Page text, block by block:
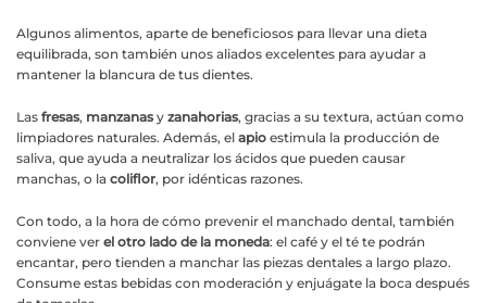
Algunos alimentos, aparte de beneficiosos para llevar una dieta
equilibrada, son también unos aliados excelentes para ayudar a
mantener la blancura de tus dientes.
Las fresas, manzanas y zanahorias, gracias a su textura, actúan como
limpiadores naturales. Además, el apio estimula la producción de
saliva, que ayuda a neutralizar los ácidos que pueden causar
manchas, o la coliflor, por idénticas razones.
Con todo, a la hora de cómo prevenir el manchado dental, también
conviene ver el otro lado de la moneda: el café y el té te podrán
encantar, pero tienden a manchar las piezas dentales a largo plazo.
Consume estas bebidas con moderación y enjuágate la boca después